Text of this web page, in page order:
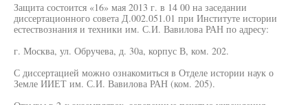
Защита состоится «16» мая 2013 г. в 14 00 на заседании
диссертационного совета Д.002.051.01 при Институте истории
естествознания и техники им. С.И. Вавилова РАН по адресу:
г. Москва, ул. Обручева, д. 30а, корпус В, ком. 202.
С диссертацией можно ознакомиться в Отделе истории наук о
Земле ИИЕТ им. С.И. Вавилова РАН (ком. 205).